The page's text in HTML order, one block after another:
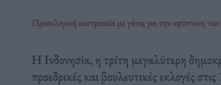
Προεκλογική εκστρατεία με γάτες για την αφύπνιση
Η Ινδονησία, η τρίτη μεγαλύτερη
προεδρικές και βουλευτικές εκλογές